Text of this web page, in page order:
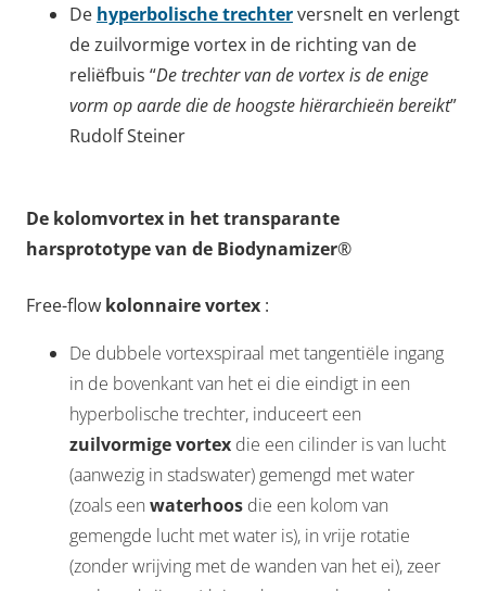
De hyperbolische trechterversnelt en verlengt
de zuilvormige vortex in de richting van de
reliëfbuis “De trechter van de vortex is de enige
vorm op aarde die de hoogste hiërarchieën bereikt”
Rudolf Steiner
De kolomvortex in het transparante
harsprototype van de Biodynamizer®
Free-flow kolonnaire vortex :
De dubbele vortexspiraal met tangentiële ingang
in de bovenkant van het ei die eindigt in een
hyperbolische trechter, induceert een
zuilvormige vortex die een cilinder is van lucht
(aanwezig in stadswater) gemengd met water
(zoals een waterhoos die een kolom van
gemengde lucht met water is), in vrije rotatie
(zonder wrijving met de wanden van het ei), zeer